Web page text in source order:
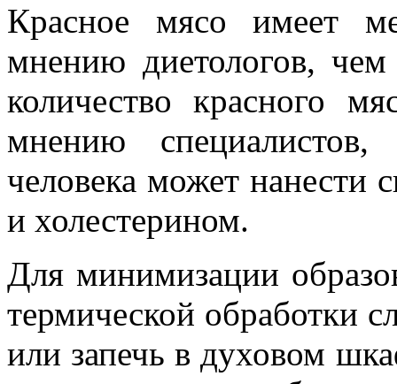
Красное мясо имеет
мнению диетологов,
количество красного
мнению
человека может нанести
и холестерином.
Для минимизации
термической обработки
или запечь в духовом